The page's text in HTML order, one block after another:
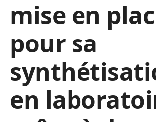
mise en
pour sa
en